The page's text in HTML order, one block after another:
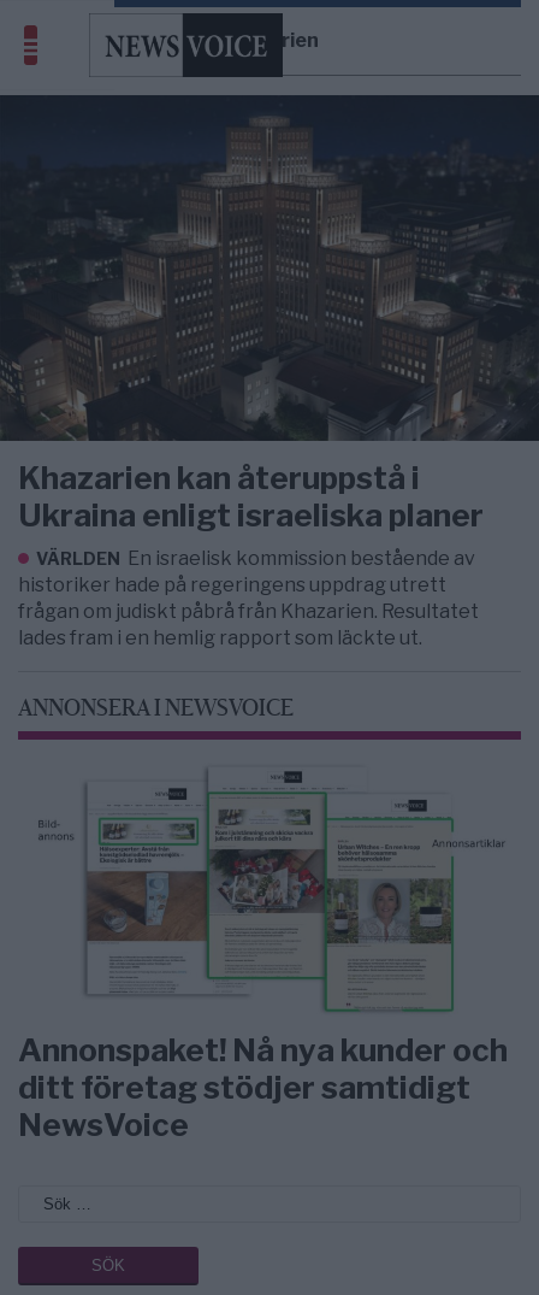
Khazarien
Khazarien kan återuppstå i
Ukraina enligt israeliska planer
VÄRLDEN En israelisk kommission bestående av
historiker hade på regeringens uppdrag utrett
frågan om judiskt påbrå från Khazarien. Resultatet
lades fram i en hemlig rapport som läckte ut.
ANNONSERA I NEWSVOICE
Annonspaket! Nå nya kunder och
ditt företag stödjer samtidigt
NewsVoice